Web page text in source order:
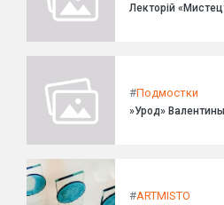
Лекторій
#Подмостки
»Урод»
#ARTMISTO